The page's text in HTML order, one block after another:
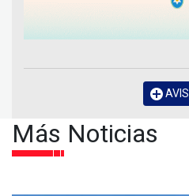
Más Noticias